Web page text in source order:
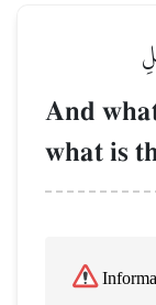
And
what is